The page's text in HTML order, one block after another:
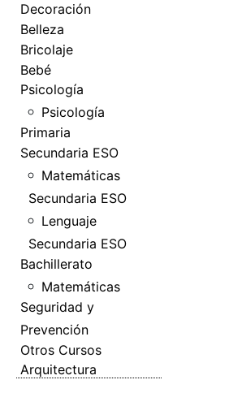
Decoración
Belleza
Bricolaje
Bebé
Psicología
Psicología
Primaria
Secundaria ESO
Matemáticas
Secundaria ESO
Lenguaje
Secundaria ESO
Bachillerato
Matemáticas
Seguridad y
Prevención
Otros Cursos
Arquitectura